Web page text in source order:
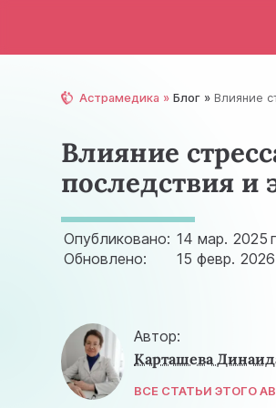
Астрамедика Блог Влияние
Влияние
последствия
Опубликовано: 14 мар. 2025
Обновлено:
15 февр. 2026
Автор:
Карташева
ВСЕ СТАТЬИ ЭТОГО